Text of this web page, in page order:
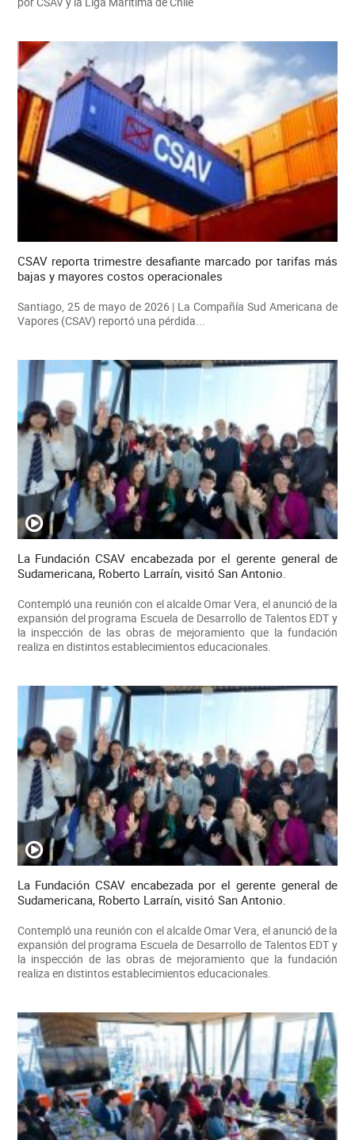
CSAV reporta trimestre desafiante marcado por tarifas más
bajas y mayores costos operacionales
Santiago, 25 de mayo de 2026 | La Compañía Sud Americana de
Vapores (CSAV) reportó una pérdida...
La Fundación CSAV encabezada por el gerente general de
Sudamericana, Roberto Larraín, visitó San Antonio.
Contempló una reunión con el alcalde Omar Vera, el anunció de la
expansión del programa Escuela de Desarrollo de Talentos EDT y
la inspección de las obras de mejoramiento que la fundación
realiza en distintos establecimientos educacionales.
La Fundación CSAV encabezada por el gerente general de
Sudamericana, Roberto Larraín, visitó San Antonio.
Contempló una reunión con el alcalde Omar Vera, el anunció de la
expansión del programa Escuela de Desarrollo de Talentos EDT y
la inspección de las obras de mejoramiento que la fundación
realiza en distintos establecimientos educacionales.